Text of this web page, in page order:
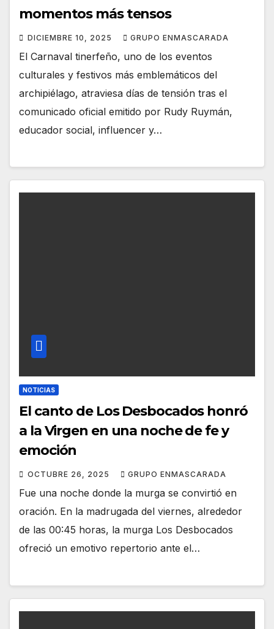
momentos más tensos
DICIEMBRE 10, 2025 GRUPO ENMASCARADA
El Carnaval tinerfeño, uno de los eventos
culturales y festivos más emblemáticos del
archipiélago, atraviesa días de tensión tras el
comunicado oficial emitido por Rudy Ruymán,
educador social, influencer y…
NOTICIAS
El canto de Los Desbocados honró
a la Virgen en una noche de fe y
emoción
OCTUBRE 26, 2025 GRUPO ENMASCARADA
Fue una noche donde la murga se convirtió en
oración. En la madrugada del viernes, alrededor
de las 00:45 horas, la murga Los Desbocados
ofreció un emotivo repertorio ante el…